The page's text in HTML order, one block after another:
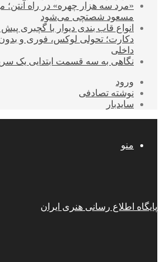
«مرد سه هزار چهره» در راه آنتن؛
مسعود شصتچی می‌شود
انواع قاب بندی دیوار با گچبری
دکارت؛ تحولی لوکس، فوری و
داخلی
نگاهی به سه قسمت ابتدایی یک
ورود
نوشته تصادفی
سایدبار
منو
پایگاه اطلاع رسانی هنری ایران